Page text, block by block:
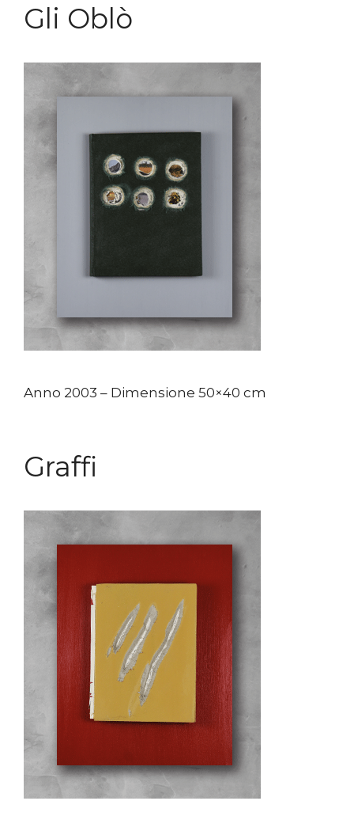
Gli Oblò
Anno 2003 – Dimensione 50×40 cm
Graffi